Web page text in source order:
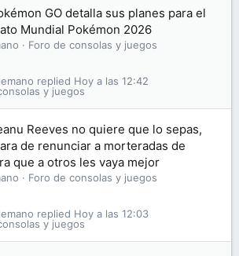
GO detalla sus planes para el
Mundial Pokémon 2026
Foro de consolas y juegos
y juegos
Hoy a las 12:42
Reeves no quiere que lo sepas,
de renunciar a morteradas de
que a otros les vaya mejor
Foro de consolas y juegos
y juegos
Hoy a las 12:03